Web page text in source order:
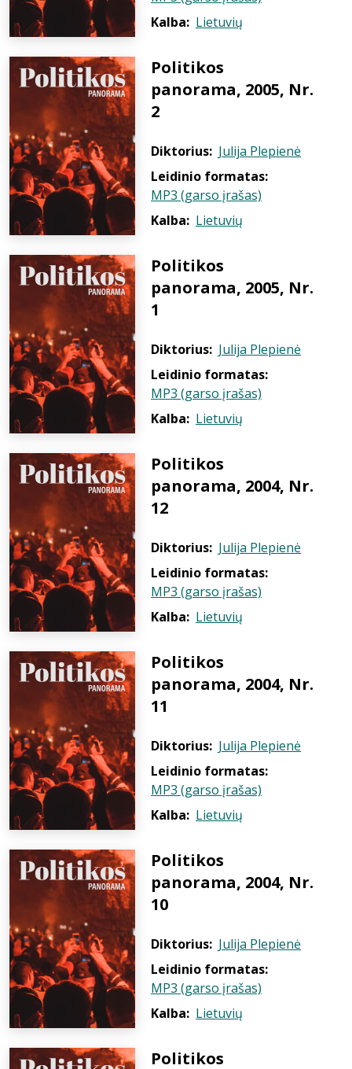
Kalba: Lietuvių
Politikos
panorama, 2005, Nr.
2
Diktorius: Julija Plepienė
Leidinio formatas:
MP3 (garso įrašas)
Kalba: Lietuvių
Politikos
panorama, 2005, Nr.
1
Diktorius: Julija Plepienė
Leidinio formatas:
MP3 (garso įrašas)
Kalba: Lietuvių
Politikos
panorama, 2004, Nr.
12
Diktorius: Julija Plepienė
Leidinio formatas:
MP3 (garso įrašas)
Kalba: Lietuvių
Politikos
panorama, 2004, Nr.
11
Diktorius: Julija Plepienė
Leidinio formatas:
MP3 (garso įrašas)
Kalba: Lietuvių
Politikos
panorama, 2004, Nr.
10
Diktorius: Julija Plepienė
Leidinio formatas:
MP3 (garso įrašas)
Kalba: Lietuvių
Politikos